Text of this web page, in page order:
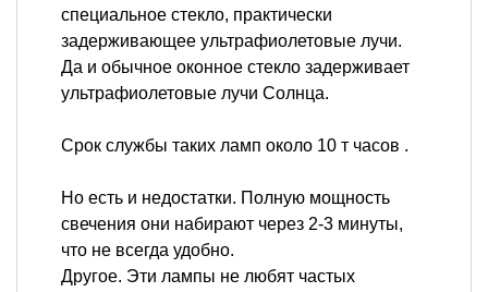
специальное стекло, практически
задерживающее ультрафиолетовые лучи.
Да и обычное оконное стекло задерживает
ультрафиолетовые лучи Солнца.
Срок службы таких ламп около 10 т часов .
Но есть и недостатки. Полную мощность
свечения они набирают через 2-3 минуты,
что не всегда удобно.
Другое. Эти лампы не любят частых